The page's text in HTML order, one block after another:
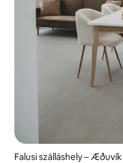
Falusi szálláshely – Æðuvík